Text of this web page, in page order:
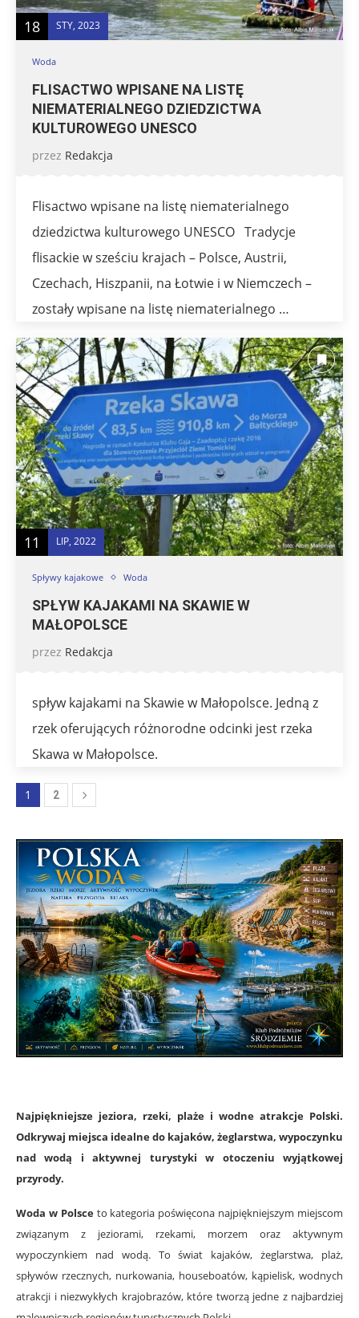
18 STY, 2023
Woda
FLISACTWO WPISANE NA LISTĘ
NIEMATERIALNEGO DZIEDZICTWA
KULTUROWEGO UNESCO
przez Redakcja
Flisactwo wpisane na listę niematerialnego
dziedzictwa kulturowego UNESCO Tradycje
flisackie w sześciu krajach – Polsce, Austrii,
Czechach, Hiszpanii, na Łotwie i w Niemczech –
zostały wpisane na listę niematerialnego …
11 LIP, 2022
Spływy kajakowe Woda
SPŁYW KAJAKAMI NA SKAWIE W
MAŁOPOLSCE
przez Redakcja
spływ kajakami na Skawie w Małopolsce. Jedną z
rzek oferujących różnorodne odcinki jest rzeka
Skawa w Małopolsce.
1 2
Najpiękniejsze jeziora, rzeki, plaże i wodne atrakcje Polski.
Odkrywaj miejsca idealne do kajaków, żeglarstwa, wypoczynku
nad wodą i aktywnej turystyki w otoczeniu wyjątkowej
przyrody.
Woda w Polsceto kategoria poświęcona najpiękniejszym miejscom
związanym z jeziorami, rzekami, morzem oraz aktywnym
wypoczynkiem nad wodą. To świat kajaków, żeglarstwa, plaż,
spływów rzecznych, nurkowania, houseboatów, kąpielisk, wodnych
atrakcji i niezwykłych krajobrazów, które tworzą jedne z najbardziej